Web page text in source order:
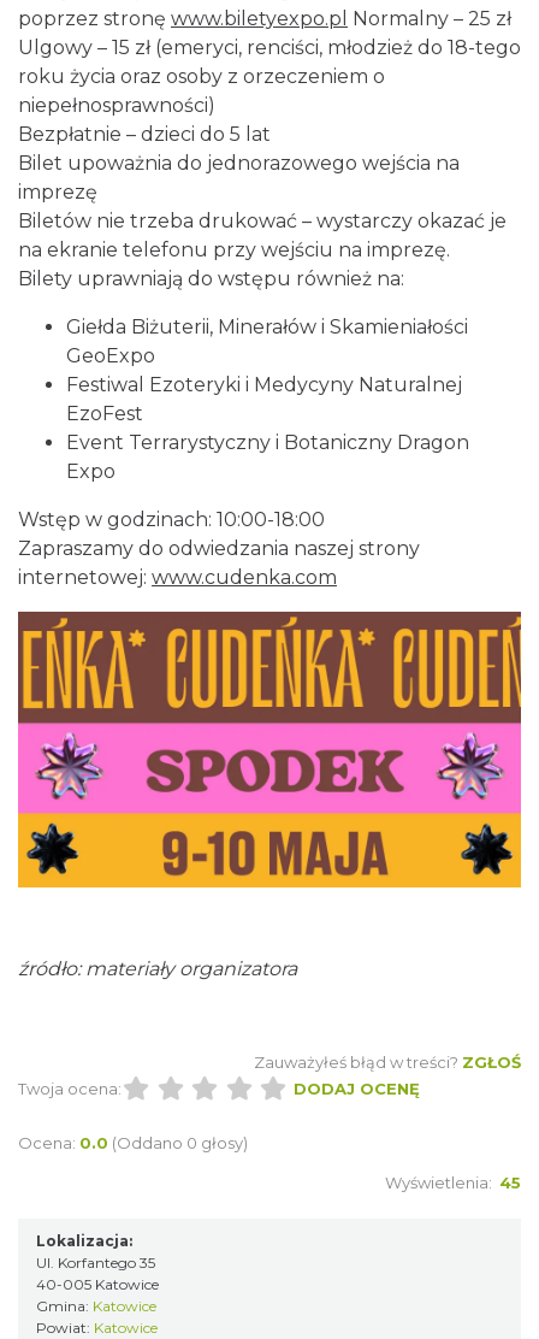
Katowice
2026-12-11
0.09 km
LORD OF THE DANCE 2026
2026-12-11
0.09 km
Poland Bachaturo Festiwal
Katowice
2026-08-14
0.15 km
17th WORLD BRIDGE SERIES – Katowice
2026
Alicja Majewska & Włodzimierz Korcz &
Warsaw String Quartet - Jubileusz
poprzez stronę www.biletyexpo.pl Normalny – 25 zł
Ulgowy – 15 zł (emeryci, renciści, młodzież do 18-tego
roku życia oraz osoby z orzeczeniem o
niepełnosprawności)
Bezpłatnie – dzieci do 5 lat
Bilet upoważnia do jednorazowego wejścia na
imprezę
Biletów nie trzeba drukować – wystarczy okazać je
na ekranie telefonu przy wejściu na imprezę.
Bilety uprawniają do wstępu również na:
Giełda Biżuterii, Minerałów i Skamieniałości
GeoExpo
Festiwal Ezoteryki i Medycyny Naturalnej
EzoFest
Event Terrarystyczny i Botaniczny Dragon
Expo
Wstęp w godzinach: 10:00-18:00
Zapraszamy do odwiedzania naszej strony
internetowej: www.cudenka.com
źródło: materiały organizatora
Zauważyłeś błąd w treści? ZGŁOŚ
Twoja ocena:
DODAJ OCENĘ
Ocena: 0.0 (Oddano 0 głosy)
Wyświetlenia: 45
Lokalizacja:
Ul. Korfantego 35
40-005 Katowice
Gmina: Katowice
Powiat: Katowice